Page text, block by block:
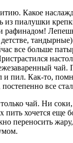
Какое
из пиалушки
рафинадом!
все больше
чай.
и пил. Как-то,
все
чай. Ни
пить хочется еще
переносить жару,